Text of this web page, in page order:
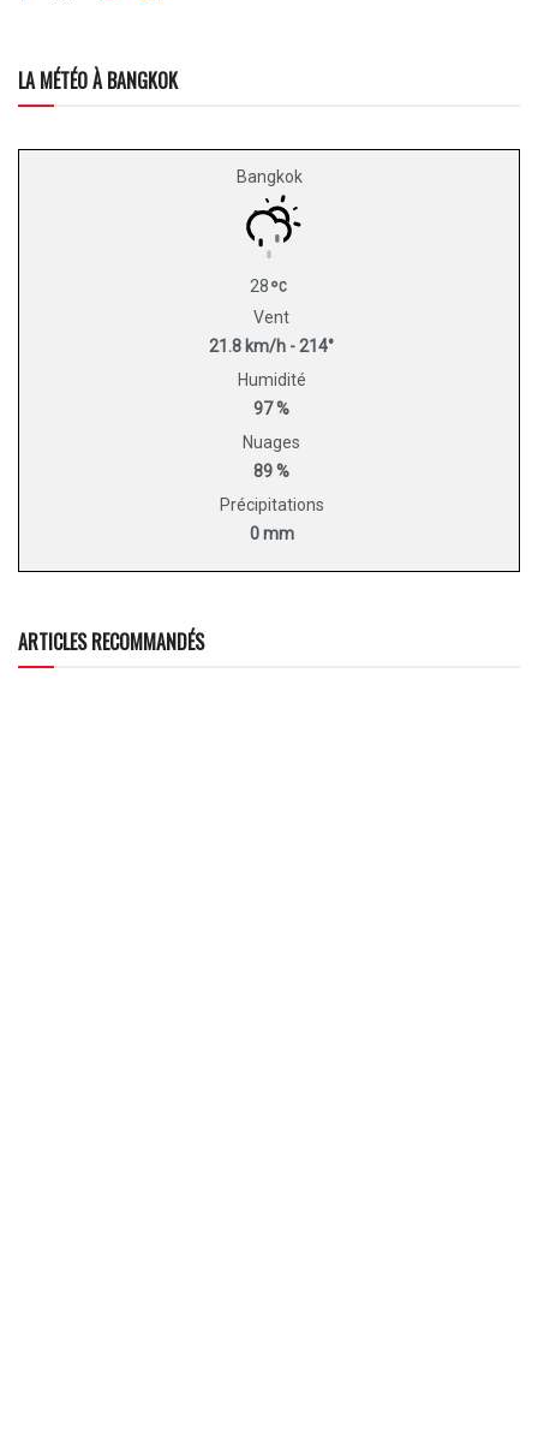
LA MÉTÉO À BANGKOK
Bangkok
28
Vent
21.8 km/h - 214°
Humidité
97 %
Nuages
89 %
Précipitations
0 mm
ARTICLES RECOMMANDÉS